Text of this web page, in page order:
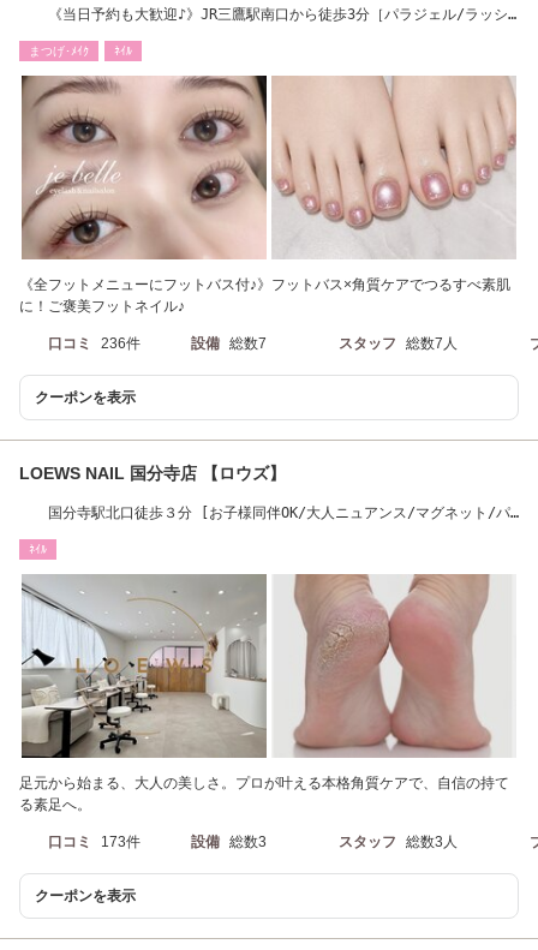
《当日予約も大歓迎♪》JR三鷹駅南口から徒歩3分［パラジェル/ラッシ
まつげ･ﾒｲｸ ﾈｲﾙ
《全フットメニューにフットバス付♪》フットバス×角質ケアでつるすべ素肌
に！ご褒美フットネイル♪
口コミ 236件 設備 総数7 スタッフ 総数7人
クーポンを表示
LOEWS NAIL 国分寺店 【ロウズ】
国分寺駅北口徒歩３分 [お子様同伴OK/大人ニュアンス/マグネット/パ
ﾈｲﾙ
足元から始まる、大人の美しさ。プロが叶える本格角質ケアで、自信の持て
る素足へ。
口コミ 173件 設備 総数3 スタッフ 総数3人
クーポンを表示